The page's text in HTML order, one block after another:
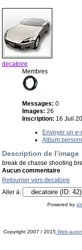
decatoire
Membres
Messages: 0
Images: 26
Inscription: 16 Juil
Envoyer un
Album
Description de l’image
break de chasse shooting
Aucun commentaire
Retourner vers decatoire
Aller à:
Powered by
« phpBB Gallery » -
Copyright 2007 / 2015Web-